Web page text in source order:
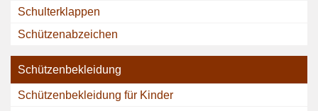
Schulterklappen
Schützenabzeichen
Schützenbekleidung
Schützenbekleidung für Kinder